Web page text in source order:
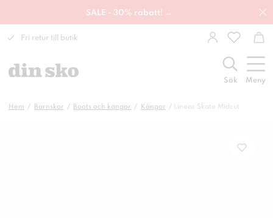
SALE - 30% rabatt! →
Fri retur till butik
Sök Meny
Hem Barnskor Boots och kängor Kängor Linear Skate Midcut